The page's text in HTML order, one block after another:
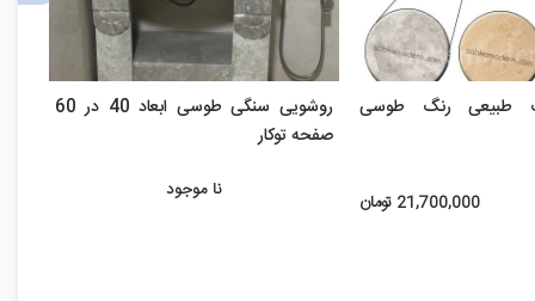
طبیعی رنگ طوسی
21,700,000 تومان
روشویی سنگی طوسی ابعاد 40 در 60
صفحه توکار
نا موجود